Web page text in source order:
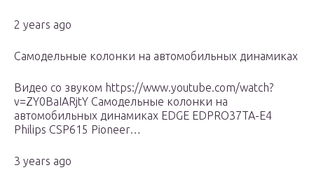
2 years ago
Самодельные колонки на автомобильных динамиках
Видео со звуком https://www.youtube.com/watch?
v=ZY0BaIARjtY Самодельные колонки на
автомобильных динамиках EDGE EDPRO37TA-E4
Philips CSP615 Pioneer…
3 years ago